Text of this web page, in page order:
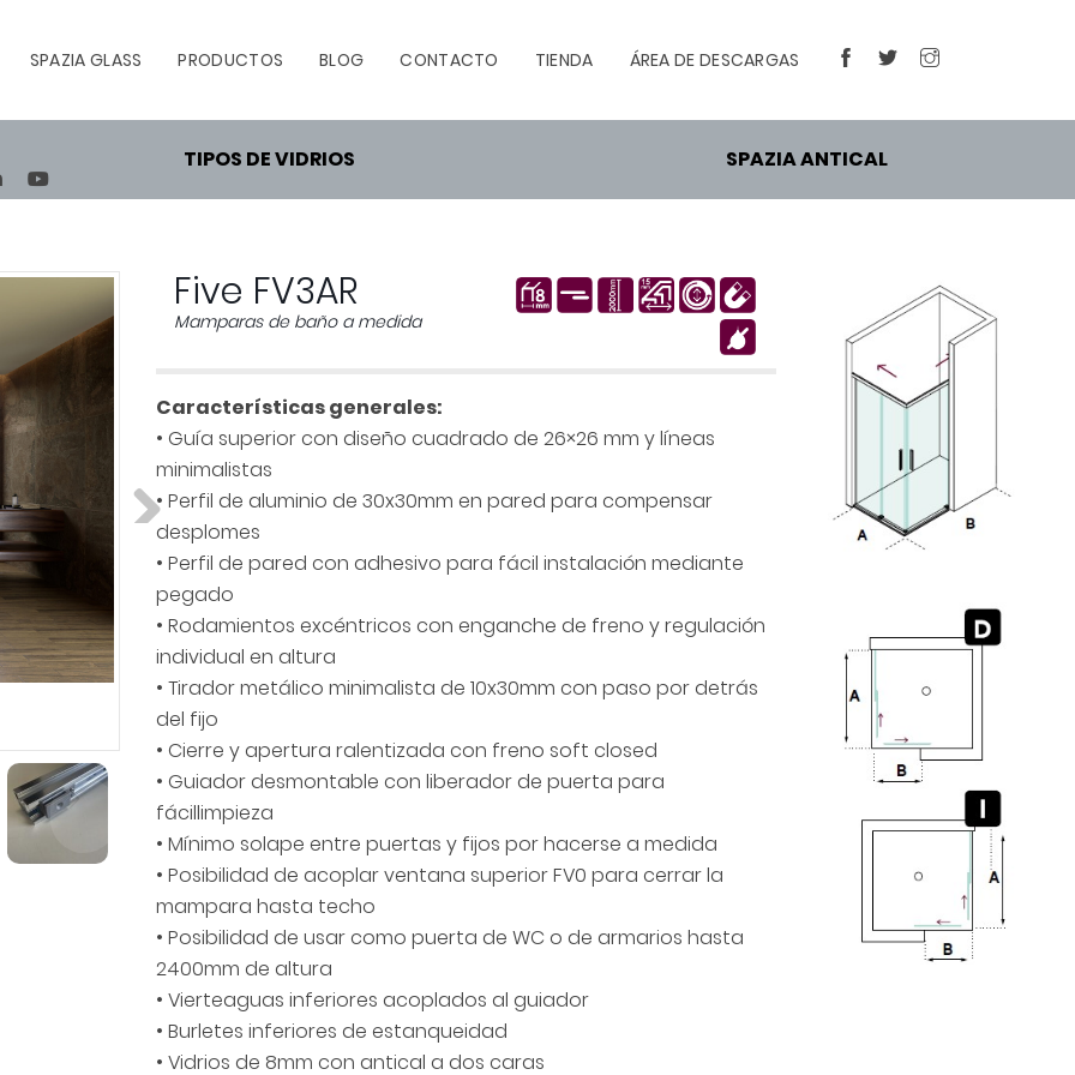
SPAZIA GLASS PRODUCTOS BLOG CONTACTO TIENDA ÁREA DE DESCARGAS FACEBOOKTWITTER
LINKEDIN
TIPOS DE VIDRIOS SPAZIA ANTICAL
Five FV3AR
Mamparas de baño a medida
Características generales:
• Guía superior con diseño cuadrado de 26×26 mm y líneas
minimalistas
• Perfil de aluminio de 30x30mm en pared para compensar
desplomes
• Perfil de pared con adhesivo para fácil instalación mediante
pegado
• Rodamientos excéntricos con enganche de freno y regulación
individual en altura
• Tirador metálico minimalista de 10x30mm con paso por detrás
del fijo
• Cierre y apertura ralentizada con freno soft closed
• Guiador desmontable con liberador de puerta para
fácillimpieza
• Mínimo solape entre puertas y fijos por hacerse a medida
• Posibilidad de acoplar ventana superior FV0 para cerrar la
mampara hasta techo
• Posibilidad de usar como puerta de WC o de armarios hasta
2400mm de altura
• Vierteaguas inferiores acoplados al guiador
• Burletes inferiores de estanqueidad
• Vidrios de 8mm con antical a dos caras